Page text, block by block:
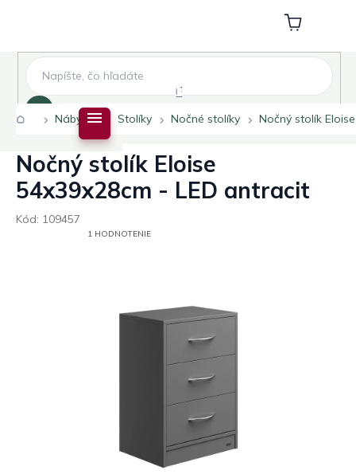
Nákupný
košík
Domov
Nábytok Stolíky Nočné stolíky Nočný stolík
Nočný stolík Eloise
54x39x28cm - LED antracit
Kód: 109457
PRIEMERNÉ1 HODNOTENIE